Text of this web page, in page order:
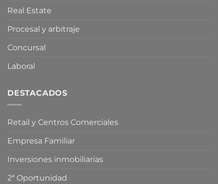
Real Estate
Procesal y arbitraje
Concursal
Laboral
DESTACADOS
Retail y Centros Comerciales
Empresa Familiar
Inversiones inmobiliarias
2ª Oportunidad